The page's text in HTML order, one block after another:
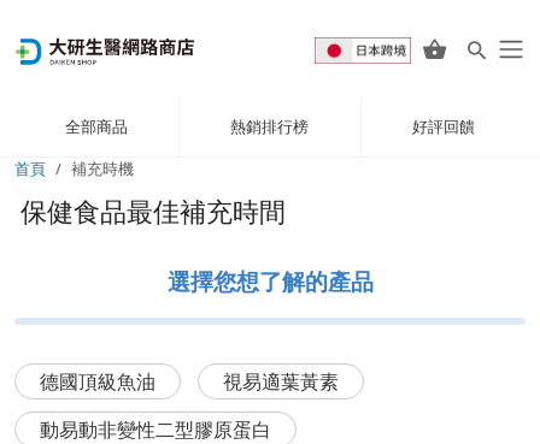
全部商品 熱銷排行榜
好評回饋
首頁
補充時機
保健食品最佳補充時間
選擇您想了解的產品
德國頂級魚油
視易適葉黃素
動易動非變性二型膠原蛋白